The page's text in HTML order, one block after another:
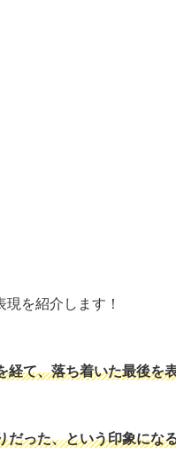
を紹介します！
経て、落ち着いた最後を
だった、という印象にな